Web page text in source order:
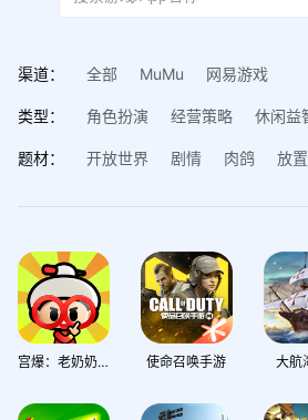
渠道： 全部 MuMu 网易游戏
类型： 角色扮演 经营策略 休闲益
动作射击
棋牌桌游 音乐舞
题材： 开放世界 剧情 肉鸽 放
桌游与棋类
策略 卡牌
仙侠
三国 美少女 动漫
二次元
奇迹 西方魔幻
宫爆：老奶奶家族篇 使命召唤手游 大航